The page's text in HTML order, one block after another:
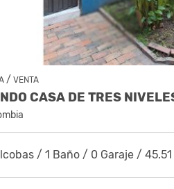
/ VENTA
/ 1 Baño / 0 Garaje / 45.51